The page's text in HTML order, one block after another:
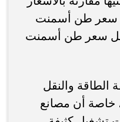
سعر طن أسمنت
وسجل سعر طن أسمنت
الطاقة والنقل
أن مصانع